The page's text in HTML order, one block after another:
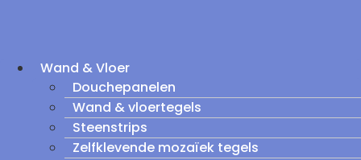
Wand & Vloer
Douchepanelen
Wand & vloertegels
Steenstrips
Zelfklevende mozaïek tegels